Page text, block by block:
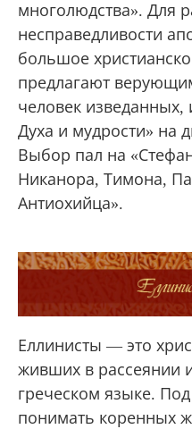
многолюдства». Для
несправедливости
большое
предлагают
человек изведанных,
Духа и мудрости» на
Выбор пал на
Никанора, Тимона,
Антиохийца».
Еллинисты — это
живших в рассеянии
греческом языке.
понимать коренных